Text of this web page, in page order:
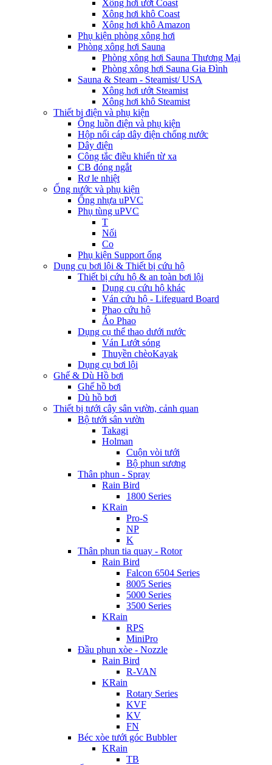
Xông hơi ướt Coast
Xông hơi khô Coast
Xông hơi khô Amazon
Phụ kiện phòng xông hơi
Phòng xông hơi Sauna
Phòng xông hơi Sauna Thương Mại
Phòng xông hơi Sauna Gia Đình
Sauna & Steam - Steamist/ USA
Xông hơi ướt Steamist
Xông hơi khô Steamist
Thiết bị điện và phụ kiện
Ống luồn điện và phụ kiện
Hộp nối cáp dây điện chống nước
Dây điện
Công tắc điều khiển từ xa
CB đóng ngắt
Rơ le nhiệt
Ống nước và phụ kiện
Ống nhựa uPVC
Phụ tùng uPVC
T
Nối
Co
Phụ kiện Support ống
Dụng cụ bơi lội & Thiết bị cứu hộ
Thiết bị cứu hộ & an toàn bơi lội
Dụng cụ cứu hộ khác
Ván cứu hộ - Lifeguard Board
Phao cứu hộ
Áo Phao
Dụng cụ thể thao dưới nước
Ván Lướt sóng
Thuyền chèoKayak
Dụng cụ bơi lội
Ghế & Dù Hồ bơi
Ghế hồ bơi
Dù hồ bơi
Thiết bị tưới cây sân vườn, cảnh quan
Bộ tưới sân vườn
Takagi
Holman
Cuộn vòi tưới
Bộ phun sương
Thân phun - Spray
Rain Bird
1800 Series
KRain
Pro-S
NP
K
Thân phun tia quay - Rotor
Rain Bird
Falcon 6504 Series
8005 Series
5000 Series
3500 Series
KRain
RPS
MiniPro
Đầu phun xòe - Nozzle
Rain Bird
R-VAN
KRain
Rotary Series
KVF
KV
FN
Béc xòe tưới góc Bubbler
KRain
TB